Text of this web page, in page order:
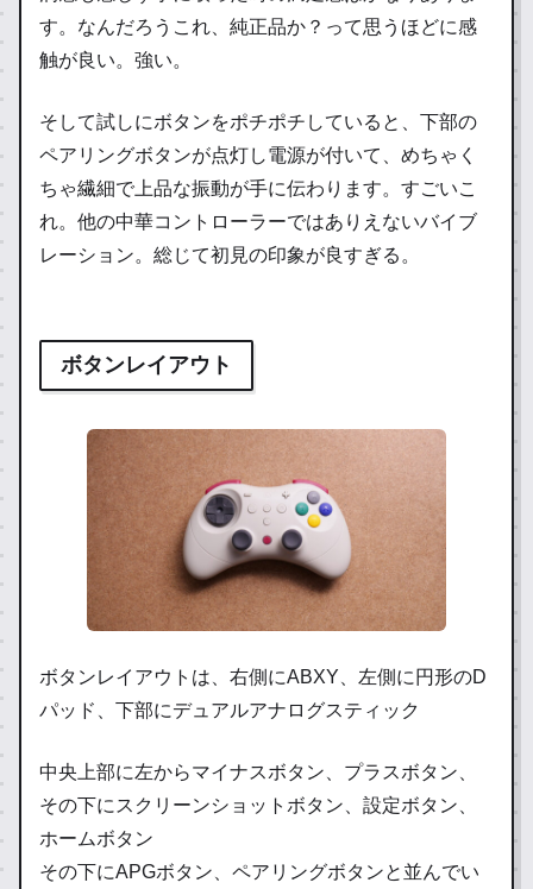
す。なんだろうこれ、純正品か？って思うほどに感
触が良い。強い。
そして試しにボタンをポチポチしていると、下部の
ペアリングボタンが点灯し電源が付いて、めちゃく
ちゃ繊細で上品な振動が手に伝わります。すごいこ
れ。他の中華コントローラーではありえないバイブ
レーション。総じて初見の印象が良すぎる。
ボタンレイアウト
ボタンレイアウトは、右側にABXY、左側に円形のD
パッド、下部にデュアルアナログスティック
中央上部に左からマイナスボタン、プラスボタン、
その下にスクリーンショットボタン、設定ボタン、
ホームボタン
その下にAPGボタン、ペアリングボタンと並んでい